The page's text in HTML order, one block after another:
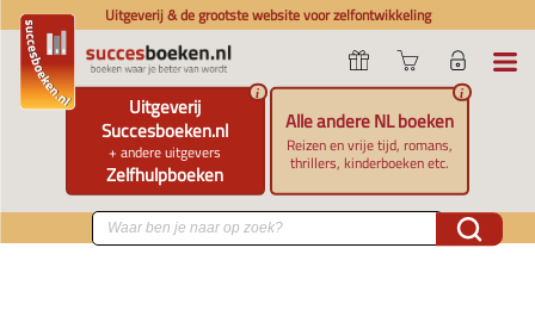
Uitgeverij & de grootste website voor zelfontwikkeling
Uitgeverij
Succesboeken.nl
+ andere uitgevers
Zelfhulpboeken
i
Alle andere NL boeken
Reizen en vrije tijd, romans,
thrillers, kinderboeken etc.
i